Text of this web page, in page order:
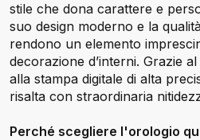
stile che dona carattere e
suo design moderno e la
rendono un elemento
decorazione d’interni. Grazie
alla stampa digitale di alta
risalta con straordinaria
Perché scegliere l'orologio